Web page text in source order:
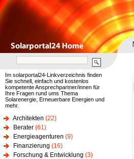
Im solarportal24-Linkverzeichnis finden
Sie schnell, einfach und kostenlos
kompetente Ansprechpartner/innen für
Ihre Fragen rund ums Thema
Solarenergie, Erneuerbare Energien und
mehr.
Architekten (22)
Berater (61)
Energieagenturen (9)
Finanzierung (16)
Forschung & Entwicklung (3)